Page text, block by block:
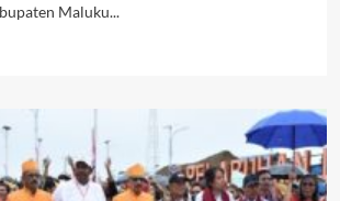
Maluku...